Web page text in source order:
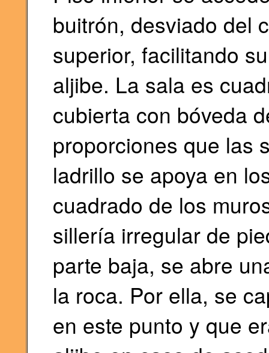
buitrón, desviado del
superior, facilitando
aljibe. La sala es
cubierta con bóveda
proporciones que las
ladrillo se apoya en
cuadrado de los
sillería irregular de
parte baja, se abre
la roca. Por ella, se
en este punto y que